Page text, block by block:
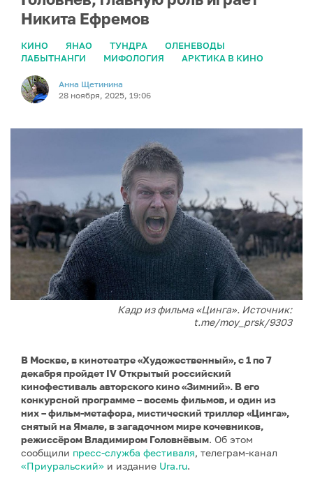
Никита Ефремов
КИНО ЯНАО ТУНДРА
ОЛЕНЕВОДЫ
ЛАБЫТНАНГИ
МИФОЛОГИЯ АРКТИКА В КИНО
Анна Щетинина
28 ноября, 2025, 19:06
Кадр из фильма «Цинга». Источник:
t.me/moy_prsk/9303
В Москве, в кинотеатре «Художественный», с 1 по 7
декабря пройдет IV Открытый российский
кинофестиваль авторского кино «Зимний». В его
конкурсной программе – восемь фильмов, и один из
них – фильм-метафора, мистический триллер «Цинга»,
снятый на Ямале, в загадочном мире кочевников,
режиссёром Владимиром Головнёвым. Об этом
сообщили пресс-служба фестиваля, телеграм-канал
«Приуральский» и издание Ura.ru.